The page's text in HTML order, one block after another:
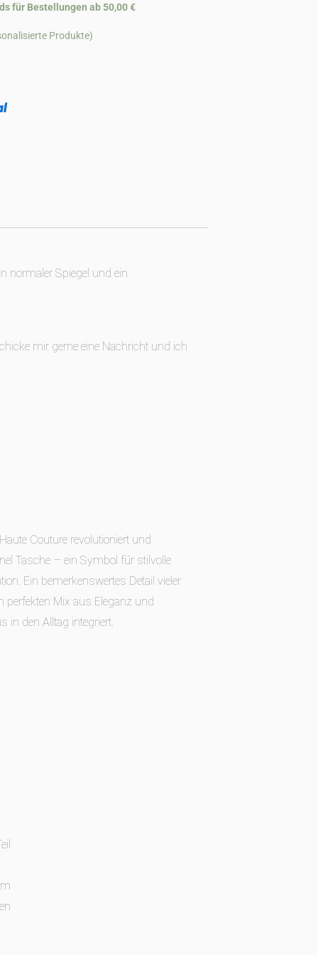
für Bestellungen ab 50,00 €
Produkte)
normaler Spiegel und ein
mir gerne eine Nachricht und ich
Couture revolutioniert und
Tasche – ein Symbol für stilvolle
Ein bemerkenswertes Detail vieler
perfekten Mix aus Eleganz und
in den Alltag integriert.